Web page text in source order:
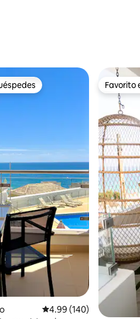
preferido
Calificación promedio:
4.99 (140)
Favorito
Favorito